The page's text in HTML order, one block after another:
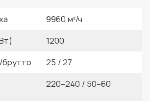
9960 м³/ч
1200
25 / 27
220–240 / 50–60